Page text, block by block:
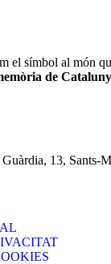
el símbol al món
de
13, Sants-